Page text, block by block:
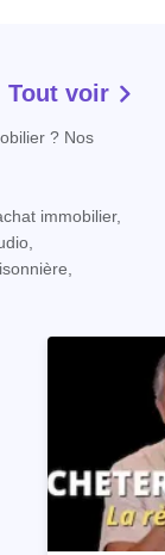
Tout voir
? Nos
immobilier,